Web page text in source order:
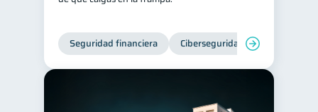
Seguridad financiera Ciberseguridad